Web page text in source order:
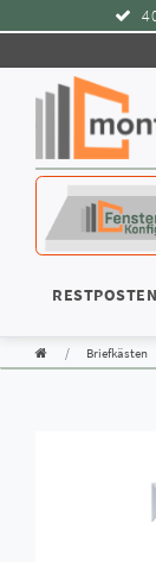
RESTPOSTEN
Briefkästen